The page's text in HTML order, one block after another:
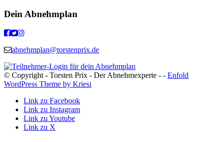
Dein Abnehmplan
abnehmplan@torstenprix.de
© Copyright - Torsten Prix - Der Abnehmexperte - - Enfold
WordPress Theme by Kriesi
Link zu Facebook
Link zu Instagram
Link zu Youtube
Link zu X